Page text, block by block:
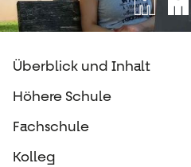
Überblick und Inhalt
Höhere Schule
Fachschule
Kolleg